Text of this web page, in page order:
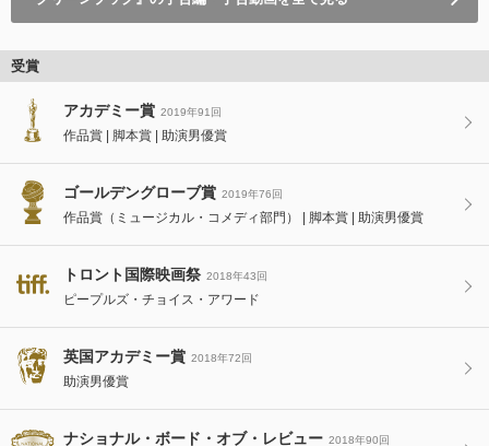
受賞
アカデミー賞 2019年91回
作品賞 脚本賞 助演男優賞
ゴールデングローブ賞 2019年76回
作品賞（ミュージカル・コメディ部門） 脚本賞 助演男優賞
トロント国際映画祭 2018年43回
ピープルズ・チョイス・アワード
英国アカデミー賞 2018年72回
助演男優賞
ナショナル・ボード・オブ・レビュー 2018年90回